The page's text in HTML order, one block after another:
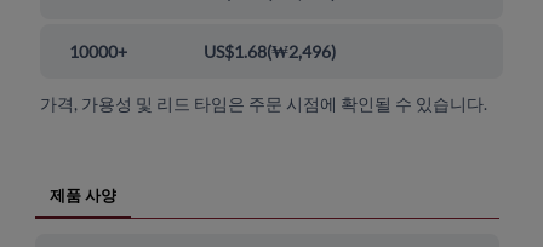
10000+ US$1.68(₩2,496)
가격, 가용성 및 리드 타임은 주문 시점에 확인될 수 있습니다.
제품 사양